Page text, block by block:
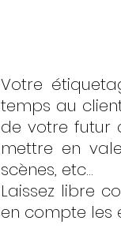
Votre
temps au
de votre futur
mettre en
scènes, etc…
Laissez libre
en compte les